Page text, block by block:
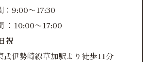
：9:00〜17:30
：10:00〜17:00
祝
武伊勢崎線草加駅より徒歩11分